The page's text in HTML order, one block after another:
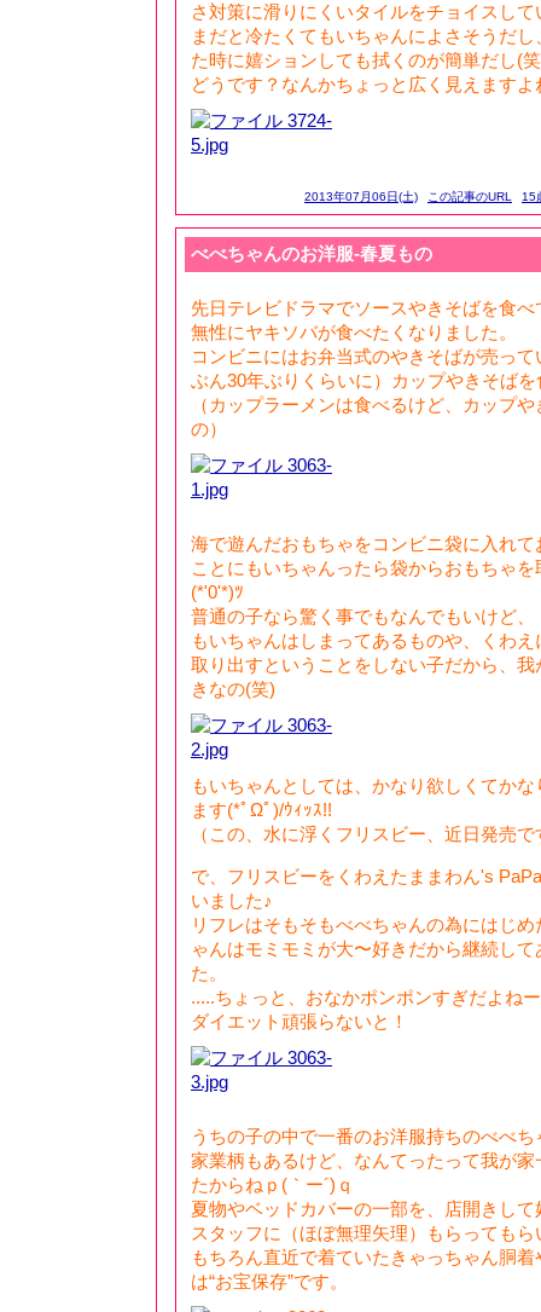
さ対策に滑りにくいタイルをチョイスし
まだと冷たくてもいちゃんによさそうだ
た時に嬉ションしても拭くのが簡単だし(
どうです？なんかちょっと広く見えますよ
2013年07月06日(土) この記事のURL 15
べべちゃんのお洋服-春夏もの
先日テレビドラマでソースやきそばを食
無性にヤキソバが食べたくなりました。
コンビニにはお弁当式のやきそばが売っ
ぶん30年ぶりくらいに）カップやきそば
（カップラーメンは食べるけど、カップ
の）
海で遊んだおもちゃをコンビニ袋に入れ
ことにもいちゃんったら袋からおもちゃ
(*'0'*)ﾂ
普通の子なら驚く事でもなんでもいけど、
もいちゃんはしまってあるものや、くわ
取り出すということをしない子だから、
きなの(笑)
もいちゃんとしては、かなり欲しくてか
ます(*ﾟΩﾟ)/ｳｨｯｽ!!
（この、水に浮くフリスビー、近日発売で
で、フリスビーをくわえたままわん's
いました♪
リフレはそもそもべべちゃんの為にはじ
ゃんはモミモミが大〜好きだから継続し
た。
.....ちょっと、おなかポンポンすぎだよね
ダイエット頑張らないと！
うちの子の中で一番のお洋服持ちのべべ
家業柄もあるけど、なんてったって我が
たからねｐ(｀ー´)ｑ
夏物やベッドカバーの一部を、店開きし
スタッフに（ほぼ無理矢理）もらっても
もちろん直近で着ていたきゃっちゃん胴
は“お宝保存”です。